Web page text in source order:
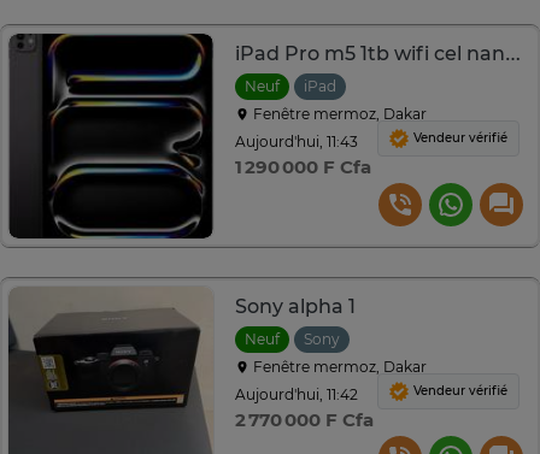
iPad Pro m5 1tb wifi cel nano texture
Neuf
iPad
Fenêtre mermoz, Dakar
Aujourd'hui, 11:43
1 290 000 F Cfa
Vendeur vérifié
Sony alpha 1
Neuf
Sony
Fenêtre mermoz, Dakar
Aujourd'hui, 11:42
2 770 000 F Cfa
Vendeur vérifié